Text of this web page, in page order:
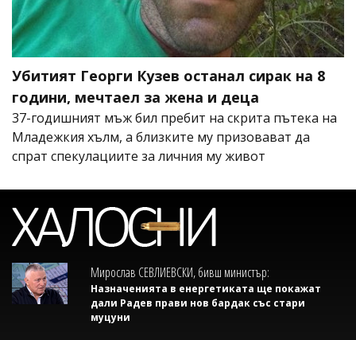
Убитият Георги Кузев останал сирак на 8
години, мечтаел за жена и деца
37-годишният мъж бил пребит на скрита пътека на
Младежкия хълм, а близките му призовават да
спрат спекулациите за личния му живот
Мирослав СЕВЛИЕВСКИ, бивш министър:
Назначенията в енергетиката ще покажат
дали Радев прави нов бардак със стари
муцуни